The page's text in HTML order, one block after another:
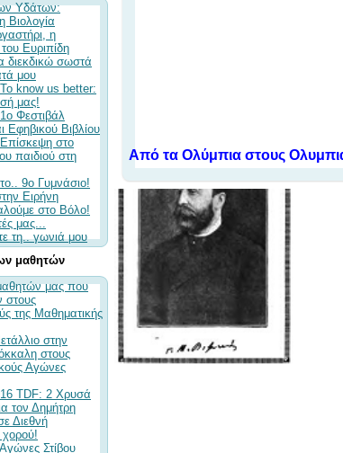
Υδάτων:
Βιολογία
η
Ευριπίδη
διεκδικώ σωστά
μου
know us better:
μας!
Φεστιβάλ
Εφηβικού Βιβλίου
στο
παιδιού στη
το.. 9ο Γυμνάσιο!
Ειρήνη
στο Βόλο!
μας...
τη.. γωνιά μου
μαθητών
μας που
στους
της Μαθηματικής
στην
στους
Αγώνες
TDF: 2 Χρυσά
τον Δημήτρη
Διεθνή
χορού!
Στίβου
Από τα Ολύμπια στους